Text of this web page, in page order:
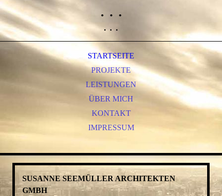
. . .
. . .
STARTSEITE
PROJEKTE
LEISTUNGEN
ÜBER MICH
KONTAKT
IMPRESSUM
SUSANNE SEEMÜLLER ARCHITEKTEN
GMBH